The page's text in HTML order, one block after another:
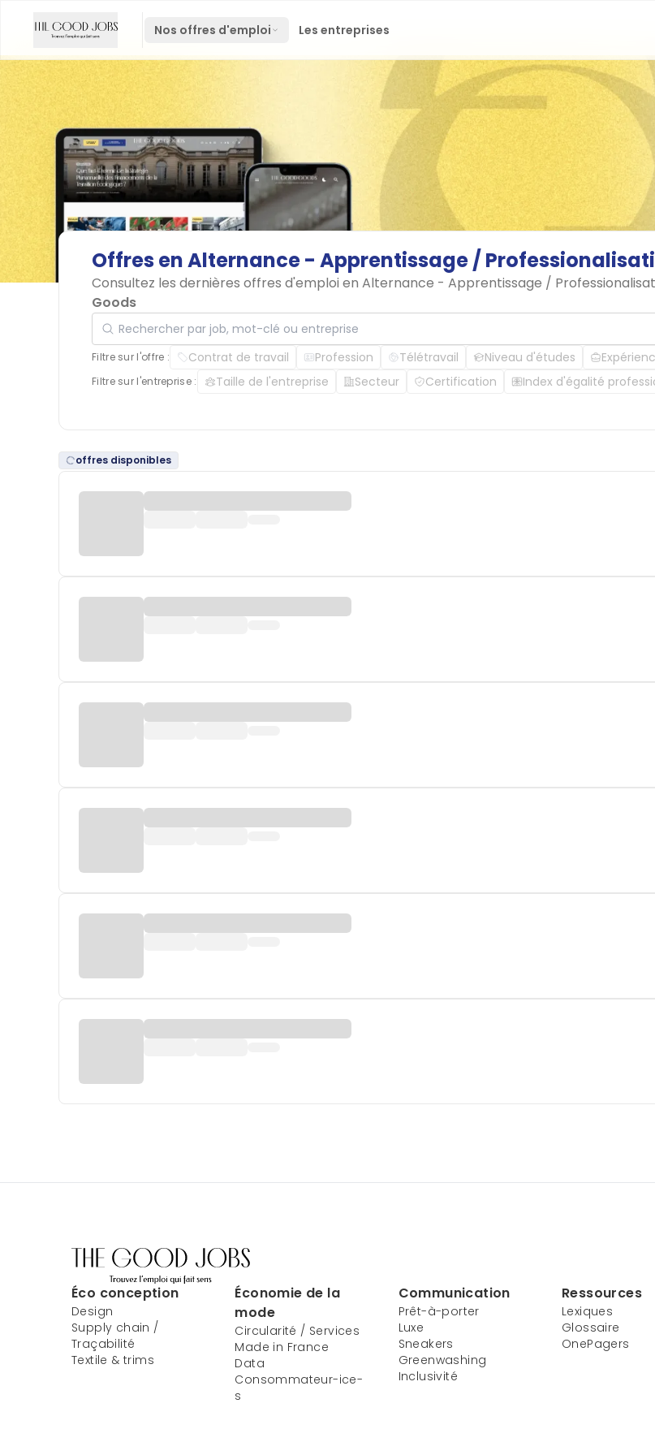
Nos offres d'emploi Les entreprises
Offres enAlternance- Apprentissage/
Consultez les dernières offres d'emploi en Alternance - Apprentissage /
Goods
Rechercher par job, mot-clé ou entreprise
Filtre sur l'offre : Contrat de travail Profession Télétravail Niveau d'études
Filtre sur l'entreprise : Taille de l'entreprise Secteur Certification Index d'égalité
offres disponibles
Éco conception
Design
Supply chain /
Traçabilité
Textile & trims
Économie de la
mode
Circularité / Services
Made in France
Data
Consommateur-ice-
s
Communication
Prêt-à-porter
Luxe
Sneakers
Greenwashing
Inclusivité
Ressources
Lexiques
Glossaire
OnePagers